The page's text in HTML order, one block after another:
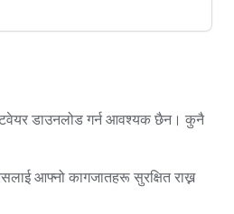
डाउनलोड गर्न आवश्यक छैन। कुनै
आफ्नो कागजातहरू सुरक्षित राख्न